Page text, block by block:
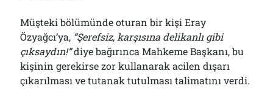
Müşteki bölümünde oturan bir kişi Eray
Özyağcı’ya, “Şerefsiz, karşısına delikanlı gibi
çıksaydın!”diye bağırınca Mahkeme Başkanı, bu
kişinin gerekirse zor kullanarak acilen dışarı
çıkarılması ve tutanak tutulması talimatını verdi.